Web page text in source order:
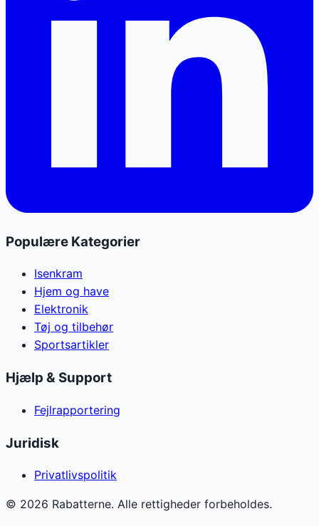
Populære Kategorier
Isenkram
Hjem og have
Elektronik
Tøj og tilbehør
Sportsartikler
Hjælp & Support
Fejlrapportering
Juridisk
Privatlivspolitik
© 2026 Rabatterne. Alle rettigheder forbeholdes.